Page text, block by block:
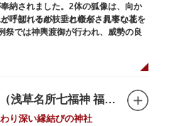
呼ばれるが枝垂れ桜が、見事な花を
祭では神輿渡御が行われ、威勢の良
す。
財天にあたり、七福神に関する授与
納されました。2体の狐像は、向か
「初（そめ）」と命名されていま
今戸神社（浅草名所七福神 福禄寿）
り深い縁結びの神社